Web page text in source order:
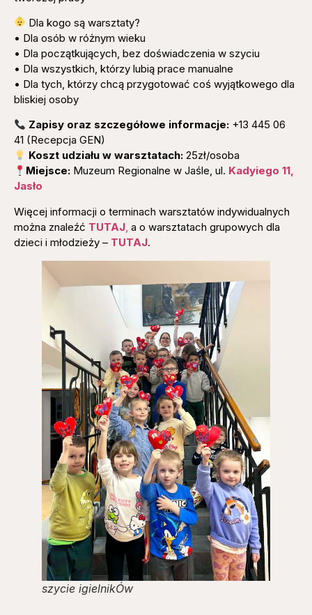
Dla kogo są warsztaty?
• Dla osób w różnym wieku
• Dla początkujących, bez doświadczenia w szyciu
• Dla wszystkich, którzy lubią prace manualne
• Dla tych, którzy chcą przygotować coś wyjątkowego dla
bliskiej osoby
Zapisy oraz szczegółowe informacje: +13 445 06
41 (Recepcja GEN)
Koszt udziału w warsztatach:25zł/osoba
Miejsce: Muzeum Regionalne w Jaśle, ul. Kadyiego 11,
Jasło
Więcej informacji o terminach warsztatów indywidualnych
można znaleźć TUTAJ a o warsztatach grupowych dla
dzieci i młodzieży – TUTAJ.
szycie igielnikÓw